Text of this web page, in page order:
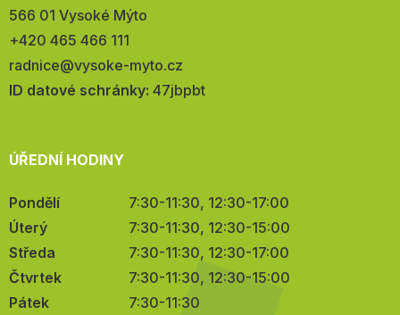
566 01 Vysoké Mýto
Telefon:
+420 465 466 111
E-
mail:
radnice@vysoke-myto.cz
ID datové schránky: 47jbpbt
ÚŘEDNÍ HODINY
Pondělí
7:30-11:30, 12:30-17:00
Úterý
7:30-11:30, 12:30-15:00
Středa
7:30-11:30, 12:30-17:00
Čtvrtek
7:30-11:30, 12:30-15:00
Pátek
7:30-11:30